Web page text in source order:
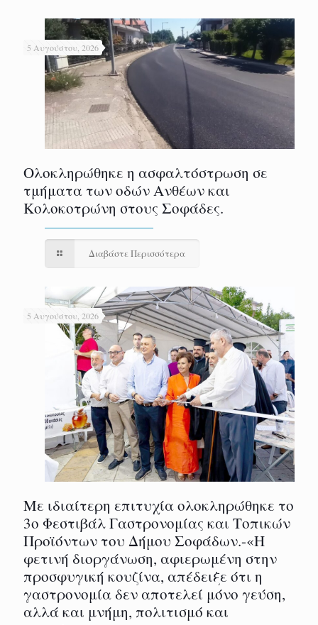
5 Αυγούστου, 2026
Ολοκληρώθηκε η ασφαλτόστρωση σε
τμήματα των οδών Ανθέων και
Κολοκοτρώνη στους Σοφάδες.
Διαβάστε Περισσότερα
5 Αυγούστου, 2026
Με ιδιαίτερη επιτυχία ολοκληρώθηκε το
3ο Φεστιβάλ Γαστρονομίας και Τοπικών
Προϊόντων του Δήμου Σοφάδων.-«Η
φετινή διοργάνωση, αφιερωμένη στην
προσφυγική κουζίνα, απέδειξε ότι η
γαστρονομία δεν αποτελεί μόνο γεύση,
αλλά και μνήμη, πολιτισμό και